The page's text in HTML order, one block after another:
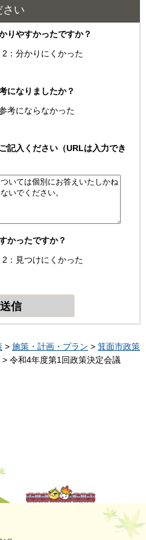
さい
りやすかったですか？
2：分かりにくかった
になりましたか？
考にならなかった
記入ください（URLは入力でき
かったですか？
2：見つけにくかった
> 施策・計画・プラン > 箕面市政策
> 令和4年度第1回政策決定会議